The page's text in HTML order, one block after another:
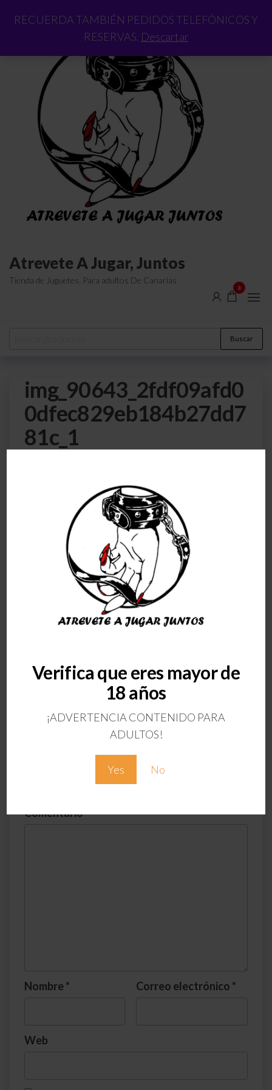
Verifica que eres mayor de
18 años
¡ADVERTENCIA CONTENIDO PARA
ADULTOS!
Yes No
RECUERDA TAMBIÉN PEDIDOS TELEFÓNICOS Y
RESERVAS. Descartar
Atrevete A Jugar, Juntos
Tienda de Juguetes. Para adultos De Canarias
0
Buscar
img_90643_2fdf09afd0
0dfec829eb184b27dd7
81c_1
ANTERIOR
SATISFYER VIBE MR
Deja una respuesta
Tu dirección de correo electrónico no será
Los campos obligatorios están
Comentario*
Nombre * Correo electrónico *
Web